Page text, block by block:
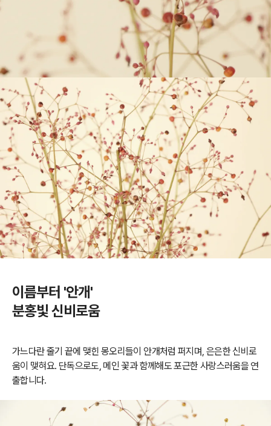
이름부터 '안개'
분홍빛 신비로움
가느다란 줄기 끝에 맺힌 몽오리들이 안개처럼 퍼지며, 은은한 신비로
움이 맺혀요. 단독으로도, 메인 꽃과 함께해도 포근한 사랑스러움을 연
출합니다.